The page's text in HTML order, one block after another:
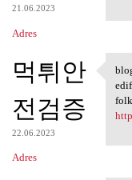
21.06.2023
Adres
먹튀안
전검증
22.06.2023
Adres